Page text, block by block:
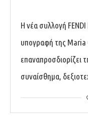
Η νέα συλλογή
υπογραφή της Maria
επαναπροσδιορίζει
συναίσθημα,